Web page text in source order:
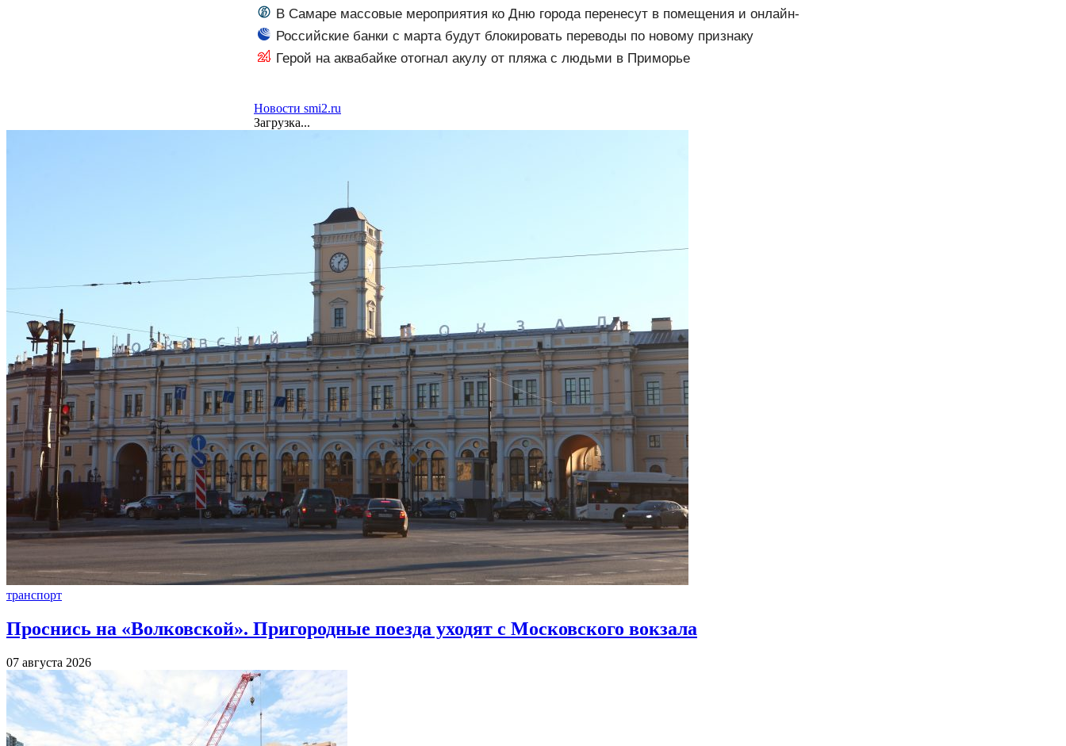
В Самаре массовые мероприятия ко Дню города перенесут в помещения и онлайн-
формат
Российские банки с марта будут блокировать переводы по новому признаку
Герой на аквабайке отогнал акулу от пляжа с людьми в Приморье
Новости smi2.ru
Загрузка...
транспорт
Проснись на «Волковской». Пригородные поезда уходят с Московского вокзала
07 августа 2026